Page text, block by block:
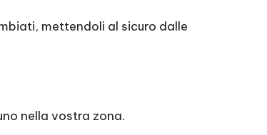
mettendoli al sicuro dalle
nella vostra zona.